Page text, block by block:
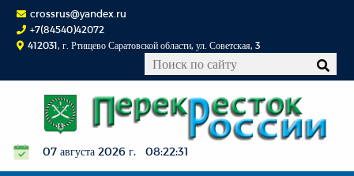
crossrus@yandex.ru
+7(84540)42072
412031, г. Ртищево Саратовской области, ул. Советская, 3
07 августа 2026 г. 08:22:31